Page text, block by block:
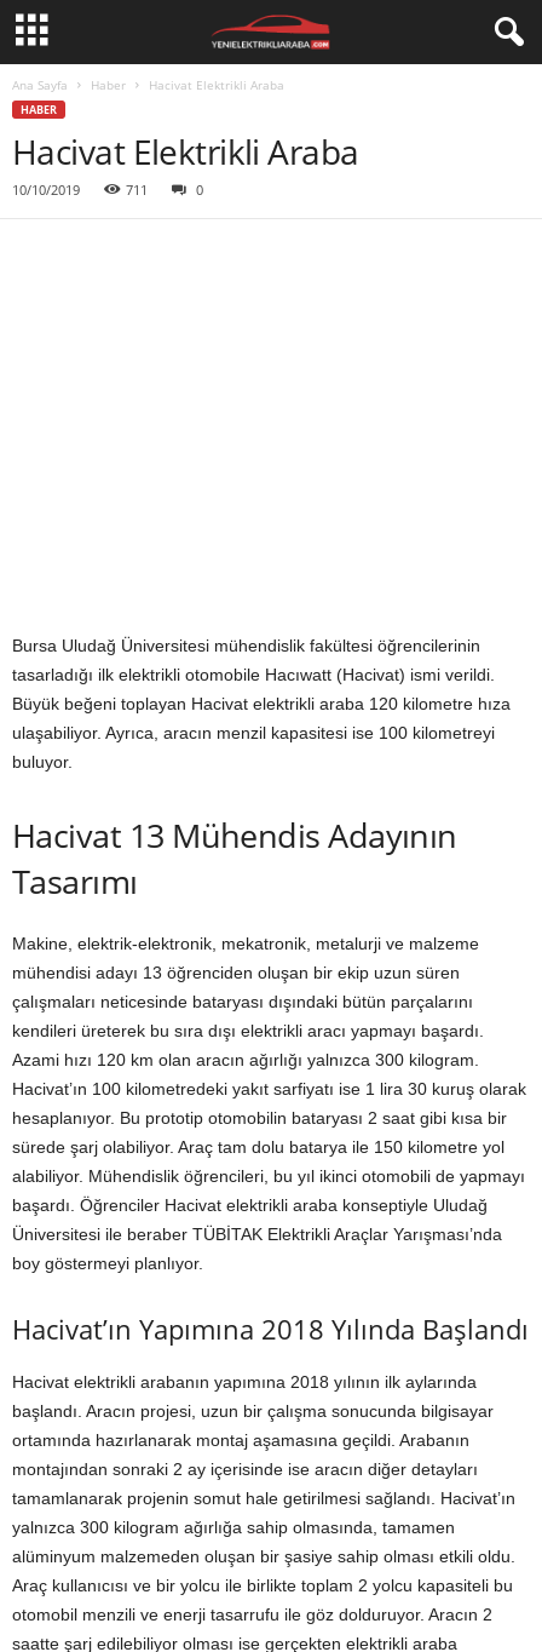
Ana Sayfa Haber Hacivat Elektrikli Araba
HABER
Hacivat Elektrikli Araba
10/10/2019 711 0
Bursa Uludağ Üniversitesi mühendislik fakültesi öğrencilerinin
tasarladığı ilk elektrikli otomobile Hacıwatt (Hacivat) ismi verildi.
Büyük beğeni toplayan Hacivat elektrikli araba 120 kilometre hıza
ulaşabiliyor. Ayrıca, aracın menzil kapasitesi ise 100 kilometreyi
buluyor.
Hacivat 13 Mühendis Adayının
Tasarımı
Makine, elektrik-elektronik, mekatronik, metalurji ve malzeme
mühendisi adayı 13 öğrenciden oluşan bir ekip uzun süren
çalışmaları neticesinde bataryası dışındaki bütün parçalarını
kendileri üreterek bu sıra dışı elektrikli aracı yapmayı başardı.
Azami hızı 120 km olan aracın ağırlığı yalnızca 300 kilogram.
Hacivat’ın 100 kilometredeki yakıt sarfiyatı ise 1 lira 30 kuruş olarak
hesaplanıyor. Bu prototip otomobilin bataryası 2 saat gibi kısa bir
sürede şarj olabiliyor. Araç tam dolu batarya ile 150 kilometre yol
alabiliyor. Mühendislik öğrencileri, bu yıl ikinci otomobili de yapmayı
başardı. Öğrenciler Hacivat elektrikli araba konseptiyle Uludağ
Üniversitesi ile beraber TÜBİTAK Elektrikli Araçlar Yarışması’nda
boy göstermeyi planlıyor.
Hacivat’ın Yapımına 2018 Yılında Başlandı
Hacivat elektrikli arabanın yapımına 2018 yılının ilk aylarında
başlandı. Aracın projesi, uzun bir çalışma sonucunda bilgisayar
ortamında hazırlanarak montaj aşamasına geçildi. Arabanın
montajından sonraki 2 ay içerisinde ise aracın diğer detayları
tamamlanarak projenin somut hale getirilmesi sağlandı. Hacivat’ın
yalnızca 300 kilogram ağırlığa sahip olmasında, tamamen
alüminyum malzemeden oluşan bir şasiye sahip olması etkili oldu.
Araç kullanıcısı ve bir yolcu ile birlikte toplam 2 yolcu kapasiteli bu
otomobil menzili ve enerji tasarrufu ile göz dolduruyor. Aracın 2
saatte şarj edilebiliyor olması ise gerçekten elektrikli araba